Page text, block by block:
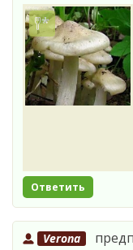
Ответить
Verona